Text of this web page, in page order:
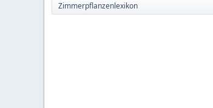
Zimmerpflanzenlexikon